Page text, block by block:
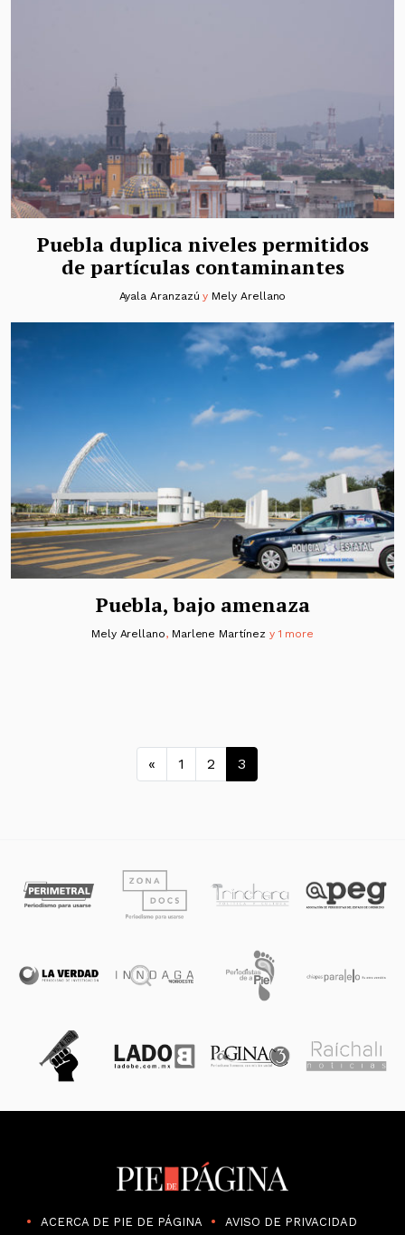
Puebla duplica niveles permitidos
de partículas contaminantes
Ayala Aranzazú y Mely Arellano
Puebla, bajo amenaza
Mely Arellano, Marlene Martínez y 1 more
Navegación de
« 1 2 3
ACERCA DE PIE DE PÁGINA
AVISO DE PRIVACIDAD